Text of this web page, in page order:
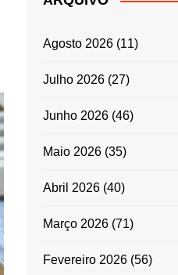
ENTRADAS E
GRATINADOS
MASSAS
TEMPEROS
MICRO-ONDAS
PORTUGUESA
Agosto 2026 (11)
Julho 2026 (27)
Junho 2026 (46)
Maio 2026 (35)
Abril 2026 (40)
Março 2026 (71)
Fevereiro 2026 (56)